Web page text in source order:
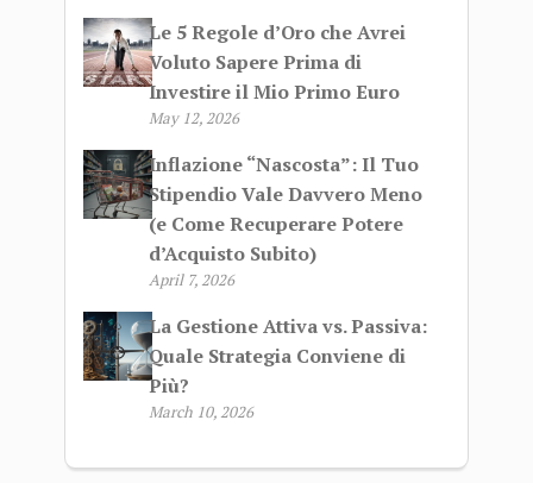
Le 5 Regole d’Oro che Avrei
Voluto Sapere Prima di
Investire il Mio Primo Euro
May 12, 2026
Inflazione “Nascosta”: Il Tuo
Stipendio Vale Davvero Meno
(e Come Recuperare Potere
d’Acquisto Subito)
April 7, 2026
La Gestione Attiva vs. Passiva:
Quale Strategia Conviene di
Più?
March 10, 2026